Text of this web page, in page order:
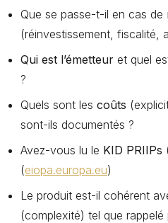
Que se passe-t-il en cas de
(réinvestissement, fiscalité,
Qui est l’émetteur et quel
?
Quels sont lescoûts
sont-ils documentés ?
Avez-vous lu le KID PRIIPs
(eiopa.europa.eu)
Le produit est-il cohérent
(complexité) tel que